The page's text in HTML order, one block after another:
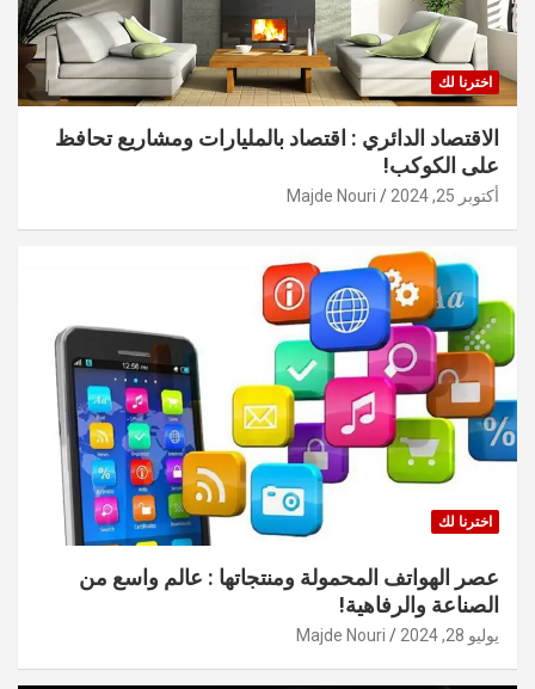
اخترنا لك
الاقتصاد الدائري : اقتصاد بالمليارات ومشاريع تحافظ
على الكوكب!
أكتوبر 25, 2024 Majde Nouri
اخترنا لك
عصر الهواتف المحمولة ومنتجاتها : عالم واسع من
الصناعة والرفاهية!
يوليو 28, 2024 Majde Nouri